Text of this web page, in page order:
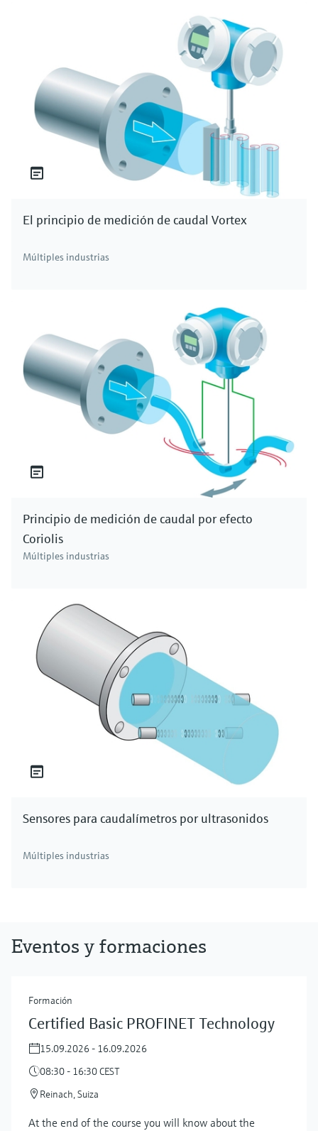
El principio de medición de caudal Vortex
Múltiples industrias
Principio de medición de caudal por efecto
Coriolis
Múltiples industrias
Sensores para caudalímetros por ultrasonidos
Múltiples industrias
Eventos y formaciones
Formación
Certified Basic PROFINET Technology
15.09.2026 - 16.09.2026
08:30 - 16:30 CEST
Reinach, Suiza
At the end of the course you will know about the